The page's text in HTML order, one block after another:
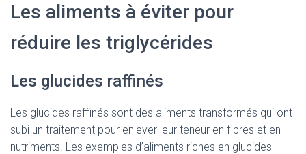
Les aliments à éviter pour
réduire les triglycérides
Les glucides raffinés
Les glucides raffinés sont des aliments transformés qui ont
subi un traitement pour enlever leur teneur en fibres et en
nutriments. Les exemples d’aliments riches en glucides